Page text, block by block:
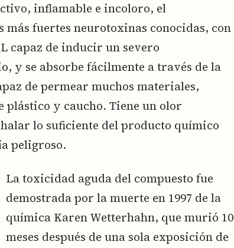
inflamable e incoloro, el
fuertes neurotoxinas conocidas, con
capaz de inducir un severo
y se absorbe fácilmente a través de la
de permear muchos materiales,
plástico y caucho. Tiene un olor
lo suficiente del producto químico
peligroso.
La toxicidad aguda del compuesto fue
demostrada por la muerte en 1997 de la
química Karen Wetterhahn, que murió 10
meses después de una sola exposición de